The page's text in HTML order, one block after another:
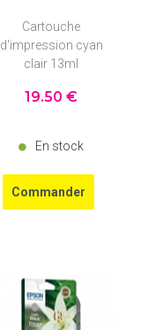
Cartouche
d'impression cyan
clair 13ml
19.50 €
En stock